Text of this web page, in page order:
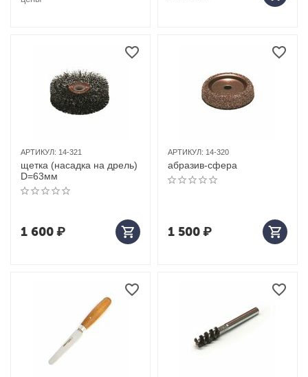
АРТИКУЛ: 14-321
щетка (насадка на дрель)
D=63мм
1 600₽
АРТИКУЛ: 14-320
абразив-сфера
1 500₽